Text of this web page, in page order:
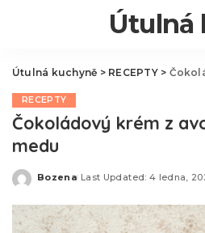
Útulná
Útulná kuchyně > RECEPTY>
RECEPTY
Čokoládový krém z
medu
Posted
Bozena Last Updated: 4 ledna,